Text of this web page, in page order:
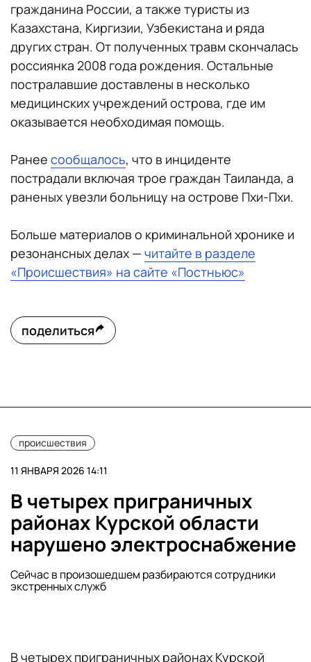
гражданина России, а также туристы из
Казахстана, Киргизии, Узбекистана и ряда
других стран. От полученных травм скончалась
россиянка 2008 года рождения. Остальные
постралавшие доставлены в несколько
медицинских учреждений острова, где им
оказывается необходимая помощь.
Ранее сообщалось, что в инциденте
пострадали включая трое граждан Таиланда, а
раненых увезли больницу на острове Пхи-Пхи.
Больше материалов о криминальной хронике и
резонансных делах — читайте в разделе
«Происшествия» на сайте «Постньюс»
поделиться
происшествия
11 ЯНВАРЯ 2026 14:11
В четырех приграничных
районах Курской области
нарушено электроснабжение
Сейчас в произошедшем разбираются сотрудники
экстренных служб
В четырех приграничных районах Курской